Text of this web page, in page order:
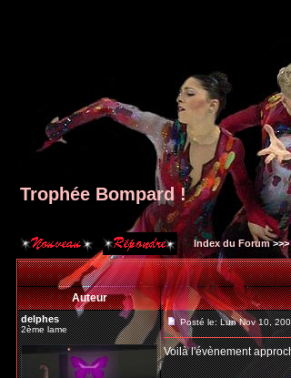
Trophée Bompard !
Index du Forum>>>
Auteur
delphes
2ème lame
Posté le: Lun Nov 10,
Voilà l'évènement